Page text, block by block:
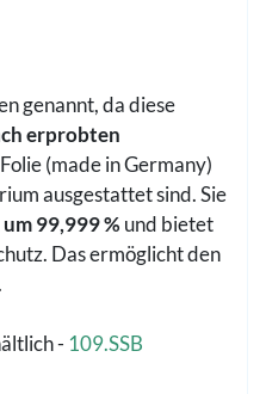
genannt, da diese
erprobten
(made in Germany)
ausgestattet sind. Sie
99,999 % und bietet
Das ermöglicht den
- 109.SSB